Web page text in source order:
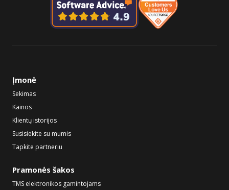
Įmonė
Sekimas
Kainos
Klientų istorijos
Susisiekite su mumis
Tapkite partneriu
Pramonės šakos
TMS elektronikos gamintojams